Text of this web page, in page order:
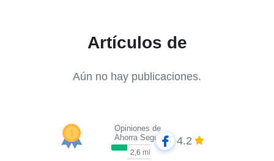
Artículos de
Aún no hay publicaciones.
Opiniones de
Ahorra Seguros
4.2